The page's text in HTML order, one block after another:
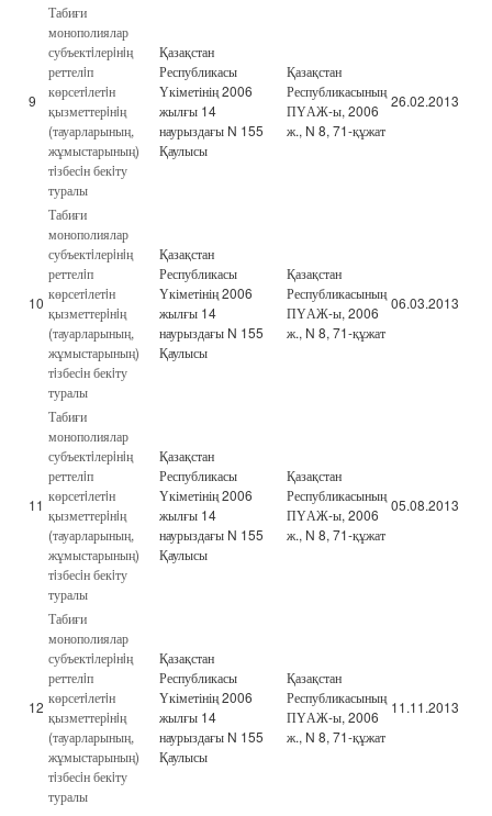
9
Табиғи
монополиялар
субъектiлерiнiң
реттелiп
көрсетiлетiн
қызметтерiнiң
(тауарларының,
жұмыстарының)
тiзбесiн бекiту
туралы
Қазақстан
Республикасы
Үкіметінің 2006
жылғы 14
наурыздағы N 155
Қаулысы
Қазақстан
Республикасының
ПҮАЖ-ы, 2006
ж., N 8, 71-құжат
26.02.2013
10
Табиғи
монополиялар
субъектiлерiнiң
реттелiп
көрсетiлетiн
қызметтерiнiң
(тауарларының,
жұмыстарының)
тiзбесiн бекiту
туралы
Қазақстан
Республикасы
Үкіметінің 2006
жылғы 14
наурыздағы N 155
Қаулысы
Қазақстан
Республикасының
ПҮАЖ-ы, 2006
ж., N 8, 71-құжат
06.03.2013
11
Табиғи
монополиялар
субъектiлерiнiң
реттелiп
көрсетiлетiн
қызметтерiнiң
(тауарларының,
жұмыстарының)
тiзбесiн бекiту
туралы
Қазақстан
Республикасы
Үкіметінің 2006
жылғы 14
наурыздағы N 155
Қаулысы
Қазақстан
Республикасының
ПҮАЖ-ы, 2006
ж., N 8, 71-құжат
05.08.2013
12
Табиғи
монополиялар
субъектiлерiнiң
реттелiп
көрсетiлетiн
қызметтерiнiң
(тауарларының,
жұмыстарының)
тiзбесiн бекiту
туралы
Қазақстан
Республикасы
Үкіметінің 2006
жылғы 14
наурыздағы N 155
Қаулысы
Қазақстан
Республикасының
ПҮАЖ-ы, 2006
ж., N 8, 71-құжат
11.11.2013